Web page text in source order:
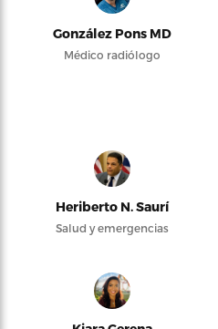
González Pons MD
Médico radiólogo
Heriberto N. Saurí
Salud y emergencias